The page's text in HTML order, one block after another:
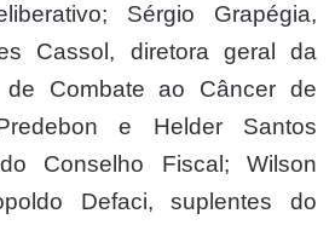
Sérgio Grapégia,
Cassol, diretora geral da
de Combate ao Câncer de
e Helder Santos
Conselho Fiscal; Wilson
Defaci, suplentes do